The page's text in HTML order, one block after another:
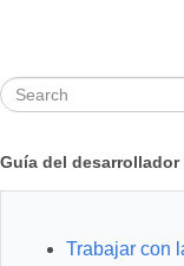
Guía del desarrollador
Trabajar con